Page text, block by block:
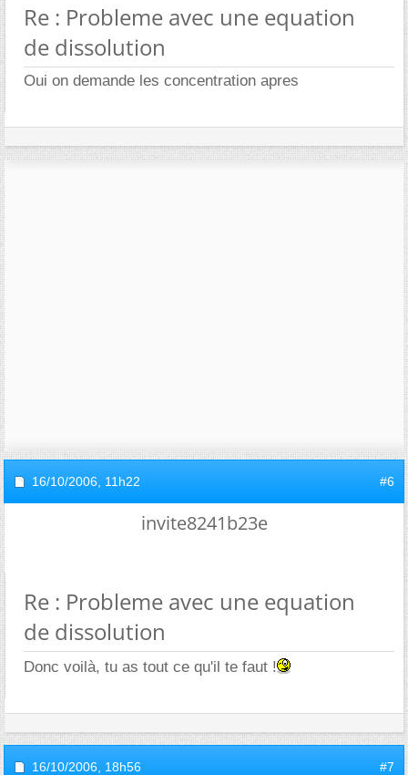
Re : Probleme avec une equation
de dissolution
Oui on demande les concentration apres
16/10/2006, 11h22 #6
invite8241b23e
Re : Probleme avec une equation
de dissolution
Donc voilà, tu as tout ce qu'il te faut !
16/10/2006, 18h56 #7